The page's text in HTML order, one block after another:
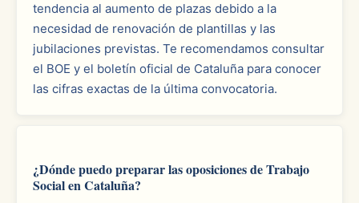
tendencia al aumento de plazas debido a la
necesidad de renovación de plantillas y las
jubilaciones previstas. Te recomendamos consultar
el BOE y el boletín oficial de Cataluña para conocer
las cifras exactas de la última convocatoria.
¿Dónde puedo preparar las oposiciones de Trabajo
Social en Cataluña?